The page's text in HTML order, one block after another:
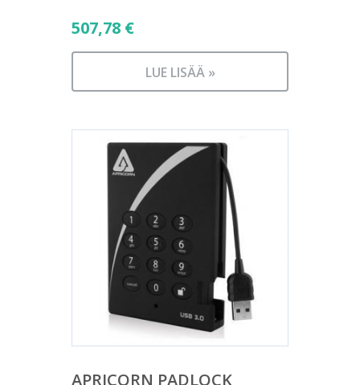
507,78 €
LUE LISÄÄ »
APRICORN PADLOCK